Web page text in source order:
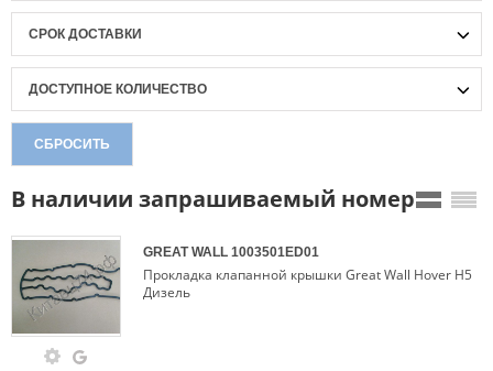
СРОК ДОСТАВКИ
ДОСТУПНОЕ КОЛИЧЕСТВО
СБРОСИТЬ
В наличии запрашиваемый номер
GREAT WALL 1003501ED01
Прокладка клапанной крышки Great Wall Hover H5
Дизель